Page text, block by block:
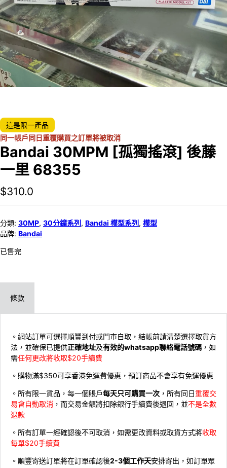
這是限一產品
同一帳戶同日重覆購買之訂單將被取消
Bandai 30MPM [孤獨搖滾] 後藤
一里 68355
$310.0
分類: 30MP, 30分鐘系列 , Bandai 模型系列 , 模型
品牌: Bandai
已售完
條款
。網站訂單可選擇順豐到付或門市自取，結帳前請清楚選擇取貨方
法，並確保已提供正確地址及有效的whatsapp聯絡電話號碼 ，如
需任何更改將收取$20手續費
。購物滿$350可享香港免運費優惠，預訂商品不會享有免運優惠
。所有限一貨品，每一個賬戶每天只可購買一次 ，所有同日重覆交
易會自動取消 ，而交易金額將扣除銀行手續費後退回，並不是全數
退款
。所有訂單一經確認後不可取消，如需更改資料或取貨方式將收取
每單$20手續費
。順豐寄送訂單將在訂單確認後2-3個工作天安排寄出，如訂單眾